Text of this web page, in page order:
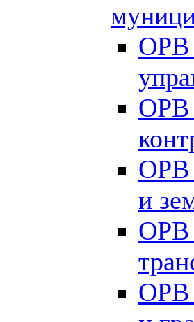
ОРВ
ОРВ
ОРВ
и
ОРВ
ОРВ